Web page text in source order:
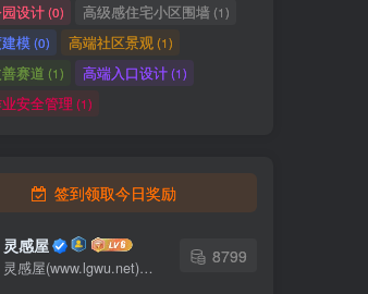
设计(0) 高级感住宅小区围墙(1)
模(0) 高端社区景观 (1)
赛道 (1) 高端入口设计(1)
安全管理 (1)
签到领取今日奖励
灵感屋
灵感屋(www.lgwu.net)尽可能为每一位设计师提供更全面、更精致、更具有创意感的设计素材。努力成为景观设计师展示实力和互相学习的优质网络资源发布平台。
8799